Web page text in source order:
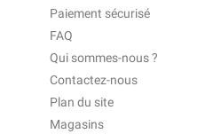
Paiement sécurisé
FAQ
Qui sommes-nous ?
Contactez-nous
Plan du site
Magasins